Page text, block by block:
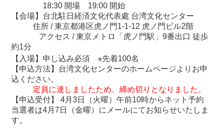
ホ
ト
マ
18:30 開場 19:00 開始
【会場】台北駐日経済文化代表處 台湾文化センター
住所 /東京都港区虎ノ門1-1-12 虎ノ門ビル2階
アクセス /東京メトロ「虎ノ門駅」 9番出口 徒歩
約1分
【入場】申し込み必須 ※先着100名
【申込方法】台湾文化センターのホームページよりお申
込ください。
定員に達しましたため、締め切りとなりました。
【申込受付】 4月 3日（火曜）午前10時からネット予約
当選者は4月 7 日（金曜）にメールにてお知らせいたしま
す。